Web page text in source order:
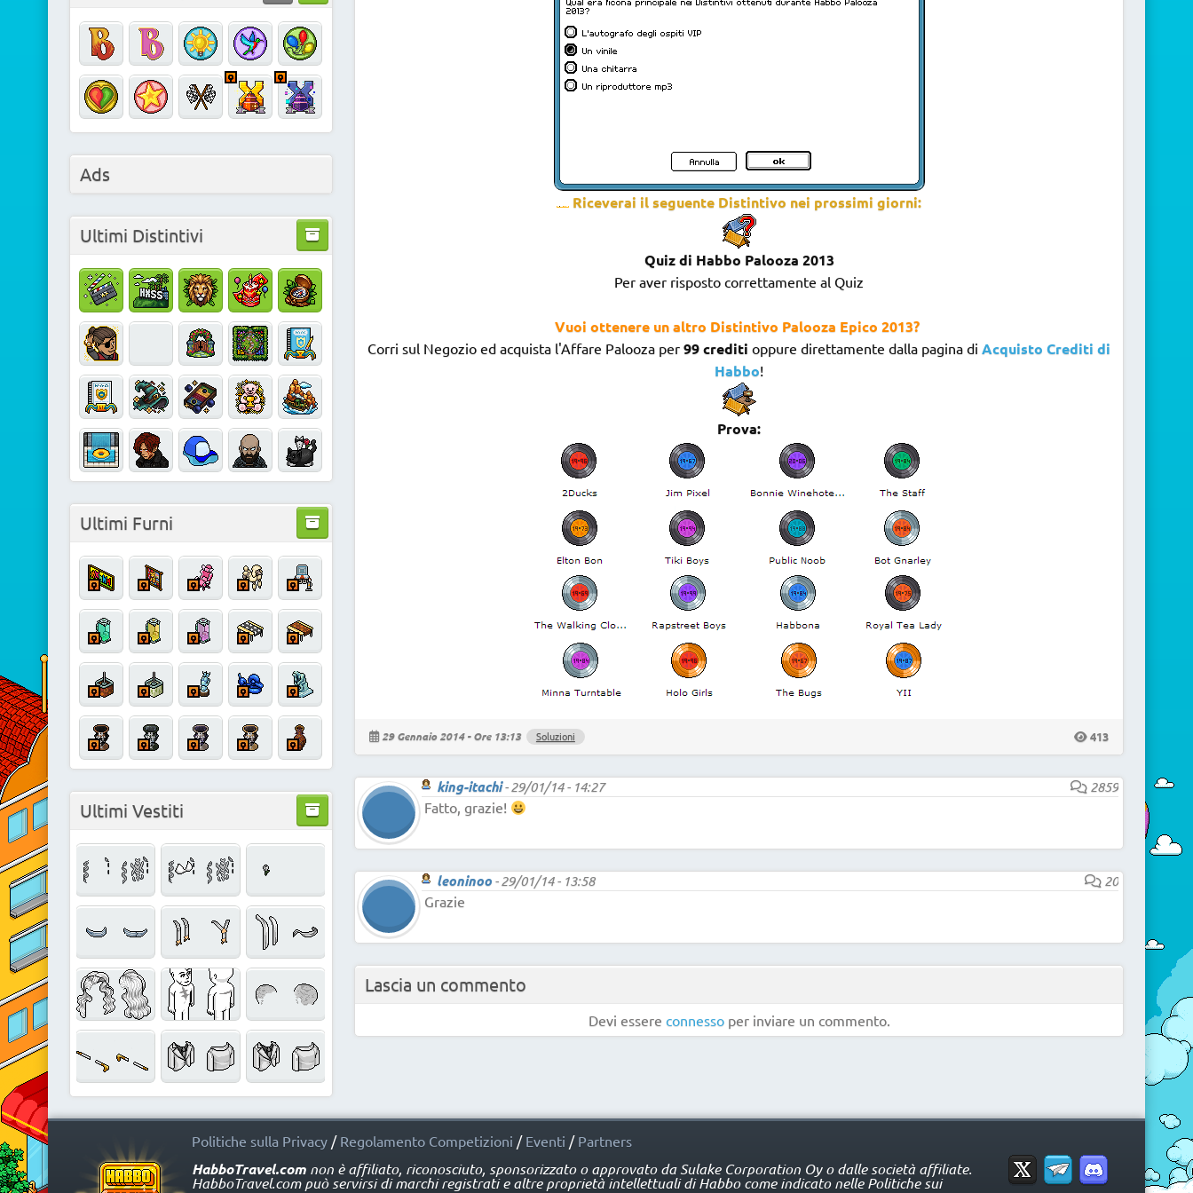
Riceverai il seguente Distintivo nei prossimi giorni:
Quiz di Habbo Palooza 2013
Per aver risposto correttamente al Quiz
Vuoi ottenere un altro Distintivo Palooza Epico 2013?
Corri sul Negozio ed acquista l'Affare Palooza per99 creditioppure direttamente dalla pagina diAcquisto Crediti di
Habbo!
Prova:
29 Gennaio 2014 - Ore 13:13 Soluzioni 413
king-itachi-29/01/14 - 14:27
2859
Fatto, grazie!
leoninoo-29/01/14 - 13:58
20
Grazie
Lascia un commento
Devi essere connessoper inviare un commento.
Ads
Ultimi Distintivi
Ultimi Furni
Ultimi Vestiti
Politiche sulla Privacy/ Regolamento Competizioni / Eventi / Partners
HabboTravel.comnon è affiliato, riconosciuto, sponsorizzato o approvato da Sulake Corporation Oy o dalle società affiliate.
HabboTravel.com può servirsi di marchi registrati e altre proprietà intellettuali di Habbo come indicato nelle Politiche sui